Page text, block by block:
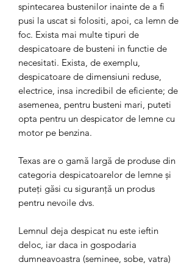
spintecarea bustenilor inainte de a fi
pusi la uscat si folositi, apoi, ca lemn de
foc. Exista mai multe tipuri de
despicatoare de busteni in functie de
necesitati. Exista, de exemplu,
despicatoare de dimensiuni reduse,
electrice, insa incredibil de eficiente; de
asemenea, pentru busteni mari, puteti
opta pentru un despicator de lemne cu
motor pe benzina.
Texas are o gamă largă de produse din
categoria despicatoarelor de lemne și
puteți găsi cu siguranță un produs
pentru nevoile dvs.
Lemnul deja despicat nu este ieftin
deloc, iar daca in gospodaria
dumneavoastra (seminee, sobe, vatra)